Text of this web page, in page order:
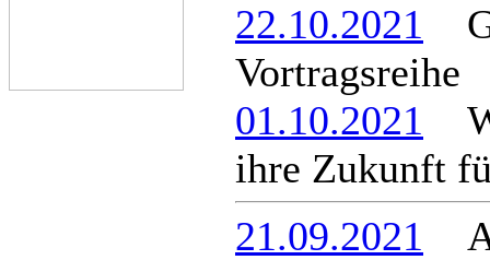
22.10.2021
Vortragsreihe
01.10.2021
ihre Zukunft
21.09.2021